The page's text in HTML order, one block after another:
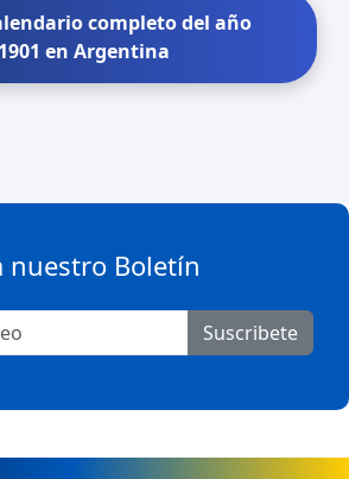
completo del año
1901 en Argentina
nuestro Boletín
Suscribete